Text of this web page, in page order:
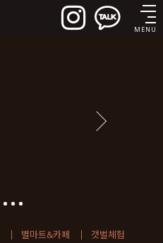
MENU
별마트&카페
갯벌체험